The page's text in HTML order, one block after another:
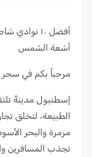
أفضل ١٠
أشعة الشمس
مرحباً بكم في
إسطنبول مدينةٌ
الطبيعة، لتخلق
مرمرة والبحر
تجذب المسافرين